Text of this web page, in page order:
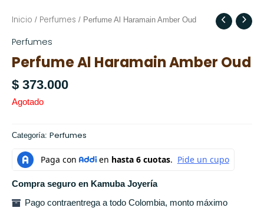
Inicio / Perfumes / Perfume Al Haramain Amber Oud
Perfumes
Perfume Al Haramain Amber Oud
$ 373.000
Agotado
Categoría: Perfumes
Compra seguro en Kamuba Joyería
Pago contraentrega a todo Colombia, monto máximo